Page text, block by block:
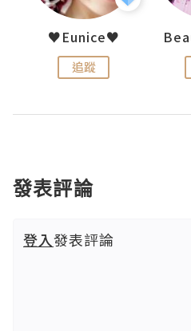
♥Eunice♥
追蹤
發表評論
登入發表評論